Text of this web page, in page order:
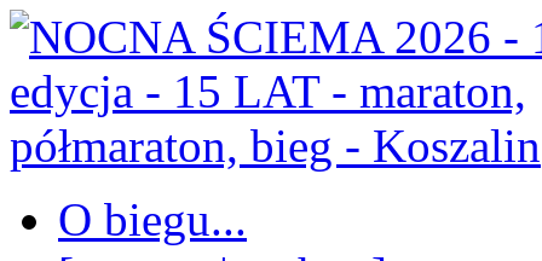
O biegu...